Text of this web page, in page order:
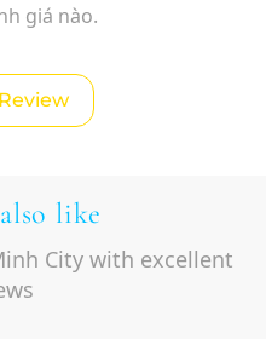
giá nào.
like
City with excellent